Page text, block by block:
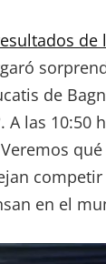
de
de
A las 10:50
competir
en el